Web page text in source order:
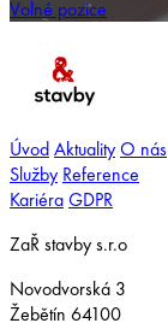
Volné pozice
ÚvodAktualityO nás
Služby Reference
KariéraGDPR
ZaŘ stavby s.r.o
Novodvorská 3
Žebětín 64100